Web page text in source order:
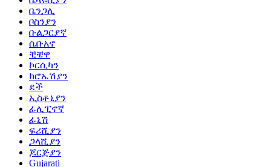
ቤንጋሊ
ቦስንያን
ቡልጋርያኛ
ሴቡአኖ
ቺቼዋ
ኮርሲካን
ክሮኤሽያን
ደች
ኢስቶኒያን
ፊሊፒኖኛ
ፊኒሽ
ፍሪሺያን
ጋላሺያን
ጆርጅያን
Gujarati